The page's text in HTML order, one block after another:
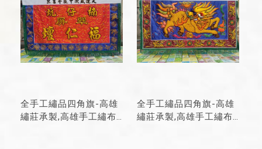
全手工繡品四角旗-高雄
繡莊承製,高雄手工繡布
全手工繡品四角旗-高雄
繡莊承製,高雄手工繡布